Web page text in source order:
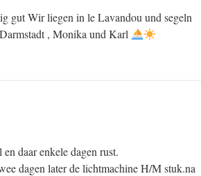
gut Wir liegen in le Lavandou und segeln
, Monika und Karl
daar enkele dagen rust.
dagen later de lichtmachine H/M stuk.na